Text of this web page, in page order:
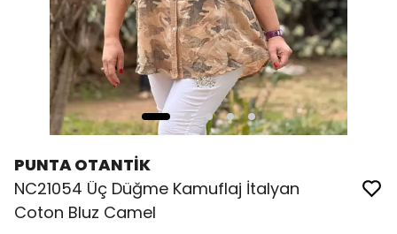
PUNTA OTANTİK
NC21054 Üç Düğme Kamuflaj İtalyan
Coton Bluz Camel